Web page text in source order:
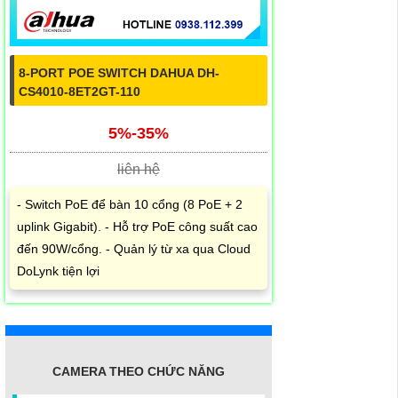
8-PORT POE SWITCH DAHUA DH-
CS4010-8ET2GT-110
5%-35%
liên hệ
- Switch PoE để bàn 10 cổng (8 PoE + 2
uplink Gigabit). - Hỗ trợ PoE công suất cao
đến 90W/cổng. - Quản lý từ xa qua Cloud
DoLynk tiện lợi
CAMERA THEO CHỨC NĂNG